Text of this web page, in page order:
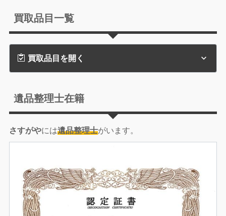
買取品目一覧
買取品目を開く
遺品整理士在籍
さすがやには遺品整理士がいます。